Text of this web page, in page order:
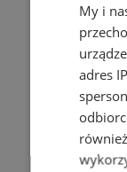
My i
adres